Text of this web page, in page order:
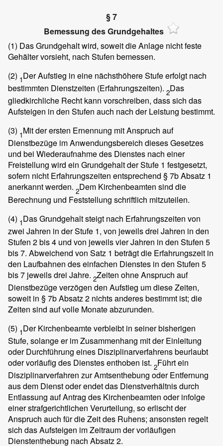
§ 7
Bemessung des Grundgehaltes
(1) Das Grundgehalt wird, soweit die Anlage nicht feste
Gehälter vorsieht, nach Stufen bemessen.
(2) 1Der Aufstieg in eine nächsthöhere Stufe erfolgt nach
bestimmten Dienstzeiten (Erfahrungszeiten). 2Das
gliedkirchliche Recht kann vorschreiben, dass sich das
Aufsteigen in den Stufen auch nach der Leistung bestimmt.
(3) 1Mit der ersten Ernennung mit Anspruch auf
Dienstbezüge im Anwendungsbereich dieses Gesetzes
und bei Wiederaufnahme des Dienstes nach einer
Freistellung wird ein Grundgehalt der Stufe 1 festgesetzt,
sofern nicht Erfahrungszeiten entsprechend § 7b Absatz 1
anerkannt werden. 2Dem Kirchenbeamten sind die
Berechnung und Feststellung schriftlich mitzuteilen.
(4) 1Das Grundgehalt steigt nach Erfahrungszeiten von
zwei Jahren in der Stufe 1, von jeweils drei Jahren in den
Stufen 2 bis 4 und von jeweils vier Jahren in den Stufen 5
bis 7. Abweichend von Satz 1 beträgt die Erfahrungszeit in
den Laufbahnen des einfachen Dienstes in den Stufen 5
bis 7 jeweils drei Jahre. 2Zeiten ohne Anspruch auf
Dienstbezüge verzögen den Aufstieg um diese Zeiten,
soweit in § 7b Absatz 2 nichts anderes bestimmt ist; die
Zeiten sind auf volle Monate abzurunden.
(5) 1Der Kirchenbeamte verbleibt in seiner bisherigen
Stufe, solange er im Zusammenhang mit der Einleitung
oder Durchführung eines Disziplinarverfahrens beurlaubt
oder vorläufig des Dienstes enthoben ist. 2Führt ein
Disziplinarverfahren zur Amtsenthebung oder Entfernung
aus dem Dienst oder endet das Dienstverhältnis durch
Entlassung auf Antrag des Kirchenbeamten oder infolge
einer strafgerichtlichen Verurteilung, so erlischt der
Anspruch auch für die Zeit des Ruhens; ansonsten regelt
sich das Aufsteigen im Zeitraum der vorläufigen
Dienstenthebung nach Absatz 2.